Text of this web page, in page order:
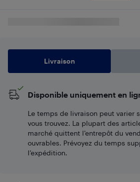
Livraison
Disponible uniquement en
Le temps de livraison peut varier
vous trouvez. La plupart des
marché quittent l’entrepôt du
ouvrables. Prévoyez du temps
l’expédition.